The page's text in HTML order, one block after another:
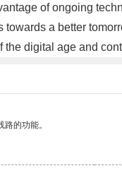
of ongoing
a better
digital age and
的功能。